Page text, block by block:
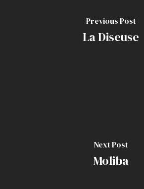
Previous Post
La Diseuse
Next Post
Moliba